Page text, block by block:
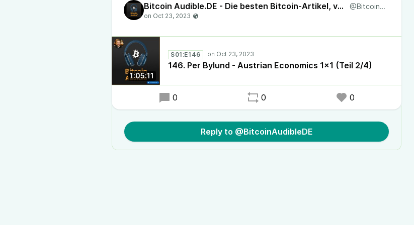
Bitcoin Audible.DE - Die besten Bitcoin-Artikel, vorgelesen in deutscher Sprache! @BitcoinAudibleDE
1:05:11
S01:E146
146. Per Bylund - Austrian Economics 1x1 (Teil 2/4)
0 0 0
Reply to @BitcoinAudibleDE